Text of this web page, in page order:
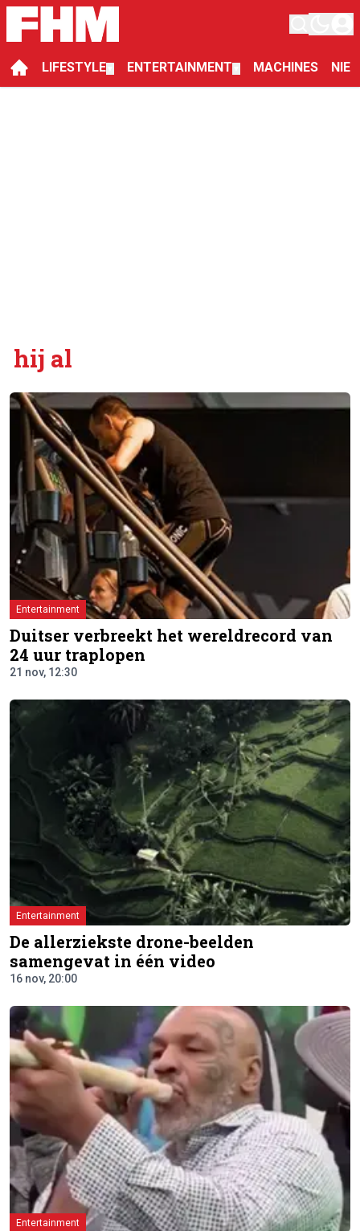
LIFESTYLE ENTERTAINMENT MACHINES
hij al
Entertainment
Duitser verbreekt het wereldrecord van
24 uur traplopen
21 nov, 12:30
Entertainment
De allerziekste drone-beelden
samengevat in één video
16 nov, 20:00
Entertainment